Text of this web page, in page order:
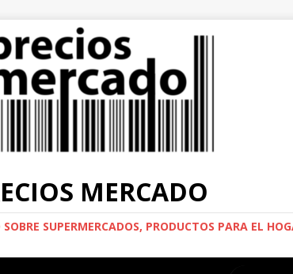
MERCADO
SUPERMERCADOS, PRODUCTOS PARA EL